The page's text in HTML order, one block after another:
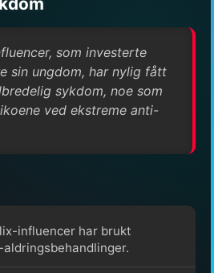
som investerte
sin ungdom, har nylig fått
sykdom, noe som
ved ekstreme anti-
influencer har brukt